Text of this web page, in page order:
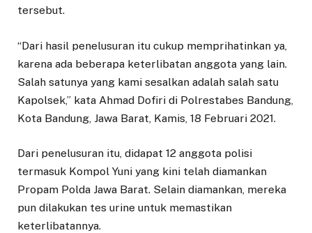
tersebut.
“Dari hasil penelusuran itu cukup memprihatinkan ya,
karena ada beberapa keterlibatan anggota yang lain.
Salah satunya yang kami sesalkan adalah salah satu
Kapolsek,” kata Ahmad Dofiri di Polrestabes Bandung,
Kota Bandung, Jawa Barat, Kamis, 18 Februari 2021.
Dari penelusuran itu, didapat 12 anggota polisi
termasuk Kompol Yuni yang kini telah diamankan
Propam Polda Jawa Barat. Selain diamankan, mereka
pun dilakukan tes urine untuk memastikan
keterlibatannya.